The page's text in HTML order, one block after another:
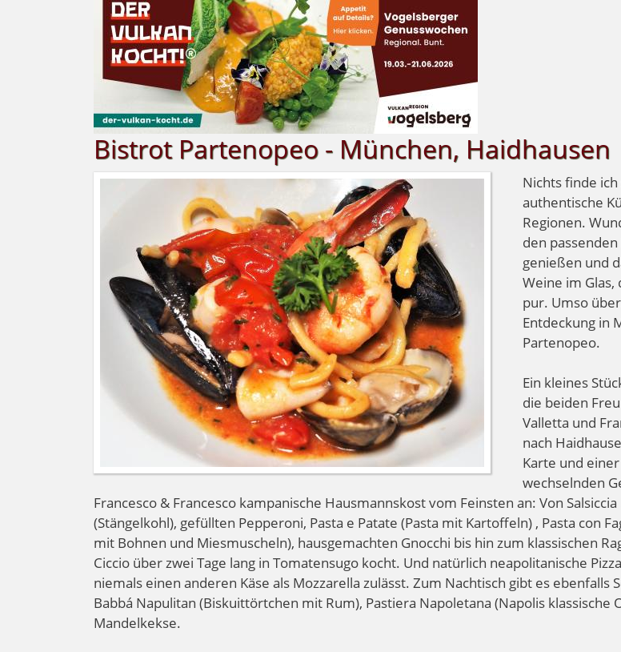
Bistrot Partenopeo - München, Haidhausen
Nichts finde
authentische
Regionen.
den
genießen und
Weine im
pur. Umso
Entdeckung in
Partenopeo.
Ein kleines
die beiden
Valletta und
nach
Karte und
wechselnden
Francesco & Francesco kampanische Hausmannskost vom Feinsten an: Von
(Stängelkohl), gefüllten Pepperoni, Pasta e Patate (Pasta mit Kartoffeln) , Pasta con
mit Bohnen und Miesmuscheln), hausgemachten Gnocchi bis hin zum klassischen
Ciccio über zwei Tage lang in Tomatensugo kocht. Und natürlich neapolitanische
niemals einen anderen Käse als Mozzarella zulässt. Zum Nachtisch gibt es ebenfalls
Babbá Napulitan (Biskuittörtchen mit Rum), Pastiera Napoletana (Napolis
Mandelkekse.